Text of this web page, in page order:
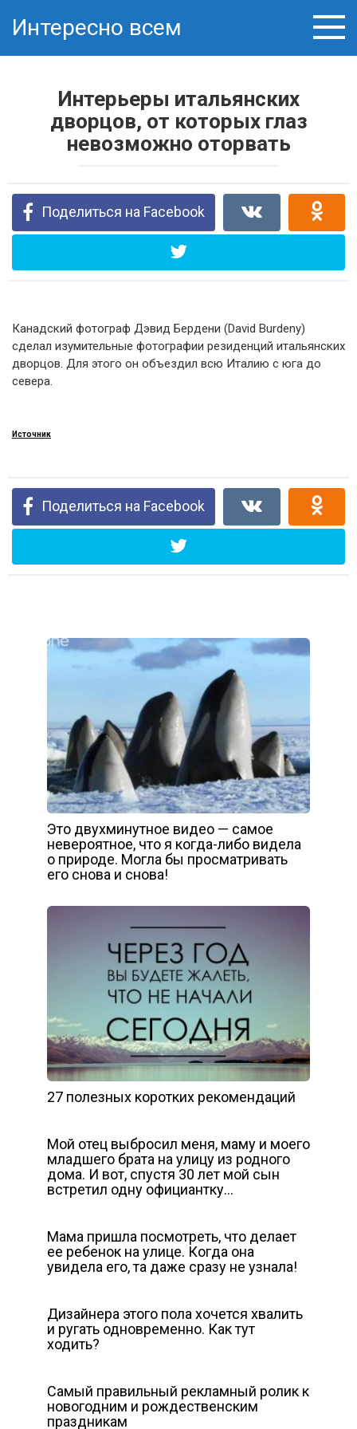
Интересно всем
Интерьеры итальянских
дворцов, от которых глаз
невозможно оторвать
Поделиться на Facebook
Канадский фотограф Дэвид Бердени (David Burdeny)
сделал изумительные фотографии резиденций итальянских
дворцов. Для этого он объездил всю Италию с юга до
севера.
Источник
Поделиться на Facebook
Это двухминутное видео — самое
невероятное, что я когда-либо видела
о природе. Могла бы просматривать
его снова и снова!
27 полезных коротких рекомендаций
Мой отец выбросил меня, маму и моего
младшего брата на улицу из родного
дома. И вот, спустя 30 лет мой сын
встретил одну официантку…
Мама пришла посмотреть, что делает
ее ребенок на улице. Когда она
увидела его, та даже сразу не узнала!
Дизайнера этого пола хочется хвалить
и ругать одновременно. Как тут
ходить?
Самый правильный рекламный ролик к
новогодним и рождественским
праздникам